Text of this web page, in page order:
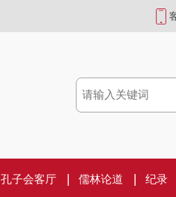
孔子会客厅 儒林论道 纪录